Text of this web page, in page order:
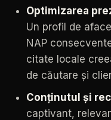
Optimizarea
Un profil de
NAP
citate locale
de căutare și
Conținutul și
captivant,